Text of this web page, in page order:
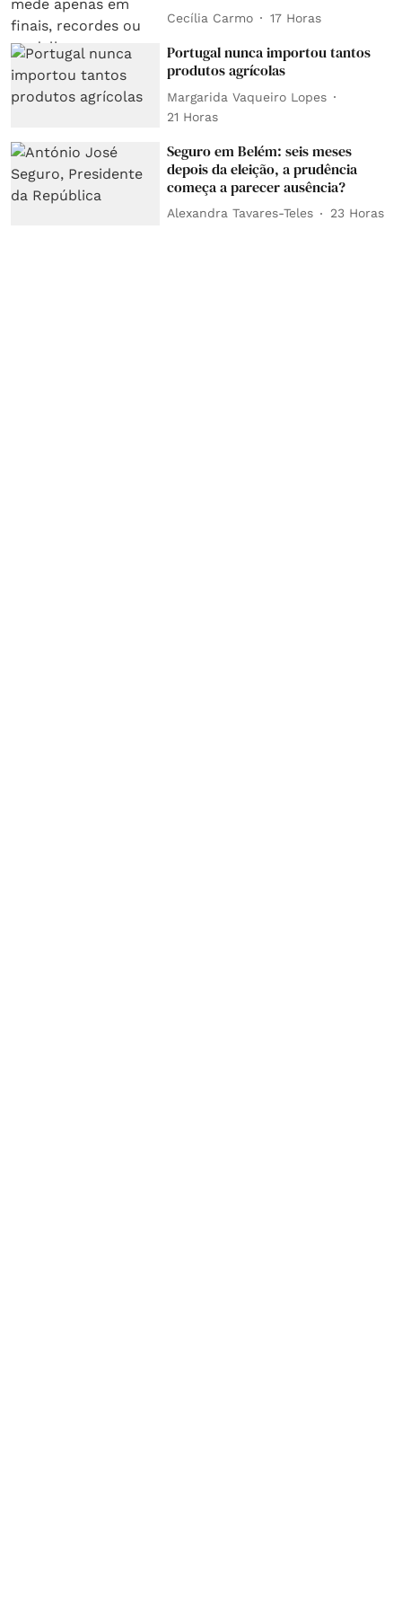
Cecília Carmo 17 Horas
Portugal nunca importou tantos
produtos agrícolas
Margarida Vaqueiro Lopes
21 Horas
Seguro em Belém: seis meses
depois da eleição, a prudência
começa a parecer ausência?
Alexandra Tavares-Teles 23 Horas